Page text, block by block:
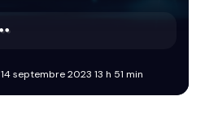
septembre 2023 13 h 51 min